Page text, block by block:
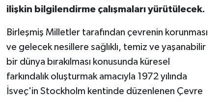
ilişkin bilgilendirme çalışmaları yürütülecek.
Birleşmiş Milletler tarafından çevrenin korunması
ve gelecek nesillere sağlıklı, temiz ve yaşanabilir
bir dünya bırakılması konusunda küresel
farkındalık oluşturmak amacıyla 1972 yılında
İsveç'in Stockholm kentinde düzenlenen Çevre